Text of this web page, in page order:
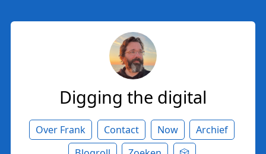
Digging the digital
Over Frank Contact Now
Archief